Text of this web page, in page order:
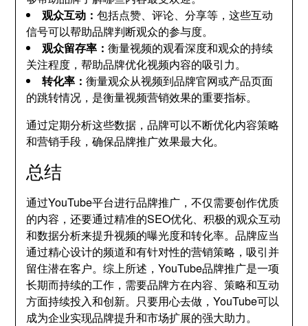
观众互动：包括点赞、评论、分享等，这些互动
信号可以帮助品牌判断观众的参与度。
观众留存率：衡量视频的观看深度和观众的持续
关注程度，帮助品牌优化视频内容的吸引力。
转化率：衡量观众从视频到品牌官网或产品页面
的跳转情况，是衡量视频营销效果的重要指标。
通过定期分析这些数据，品牌可以不断优化内容策略
和营销手段，确保品牌推广效果最大化。
总结
通过YouTube平台进行品牌推广，不仅需要创作优质
的内容，还要通过精准的SEO优化、积极的观众互动
和数据分析来提升视频的曝光度和转化率。品牌应当
通过精心设计的频道和有针对性的营销策略，吸引并
留住潜在客户。综上所述，YouTube品牌推广是一项
长期而持续的工作，需要品牌方在内容、策略和互动
方面持续投入和创新。只要用心去做，YouTube可以
成为企业实现品牌提升和市场扩展的强大助力。